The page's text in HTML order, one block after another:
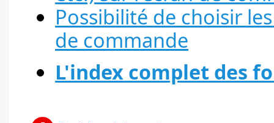
Possibilité de choisir
de commande
L'index complet des